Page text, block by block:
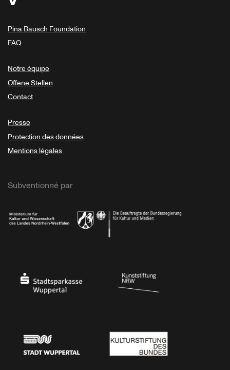
Pina Bausch Foundation
FAQ
Notre équipe
Offene Stellen
Contact
Presse
Protection des données
Mentions légales
Subventionné par